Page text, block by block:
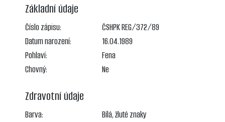
Základní údaje
Číslo zápisu:
ČSHPK REG/372/89
Datum narození:
16.04.1989
Pohlaví:
Fena
Chovný:
Ne
Zdravotní údaje
Barva: Bílá, žluté znaky